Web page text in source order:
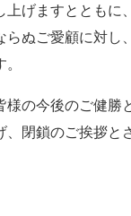
上げますとともに
らぬご愛顧に対し
様の今後のご健勝
、閉鎖のご挨拶と